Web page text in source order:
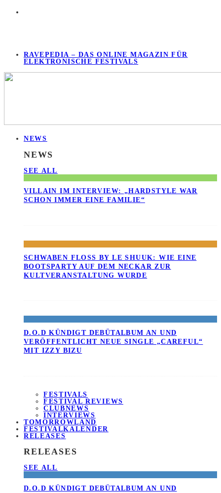
RAVEPEDIA – DAS ONLINE MAGAZIN FÜR
ELEKTRONISCHE FESTIVALS
NEWS
NEWS
SEE ALL
VILLAIN IM INTERVIEW: „HARDSTYLE WAR
SCHON IMMER EINE FAMILIE“
SCHWABEN FLOSS BY LE SHUUK: WIE EINE B
OOTSPARTY AUF DEM NECKAR ZUR K
ULTVERANSTALTUNG WURDE
D.O.D KÜNDIGT DEBÜTALBUM AN UND
VERÖFFENTLICHT NEUE SINGLE „CAREFUL“
MIT IZZY BIZU
FESTIVALS
FESTIVAL REVIEWS
CLUBNEWS
INTERVIEWS
TOMORROWLAND
FESTIVALKALENDER
RELEASES
RELEASES
SEE ALL
D.O.D KÜNDIGT DEBÜTALBUM AN UND